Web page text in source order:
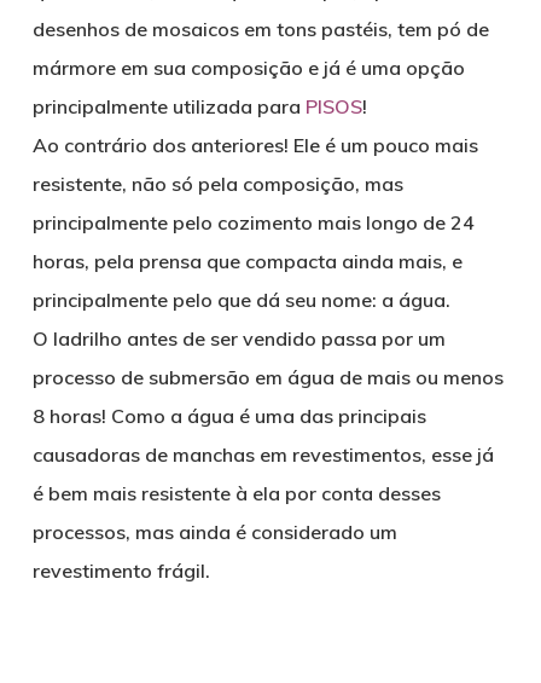
desenhos de mosaicos em tons pastéis, tem pó de
mármore em sua composição e já é uma opção
principalmente utilizada para PISOS!
Ao contrário dos anteriores! Ele é um pouco mais
resistente, não só pela composição, mas
principalmente pelo cozimento mais longo de 24
horas, pela prensa que compacta ainda mais, e
principalmente pelo que dá seu nome: a água.
O ladrilho antes de ser vendido passa por um
processo de submersão em água de mais ou menos
8 horas! Como a água é uma das principais
causadoras de manchas em revestimentos, esse já
é bem mais resistente à ela por conta desses
processos, mas ainda é considerado um
revestimento frágil.